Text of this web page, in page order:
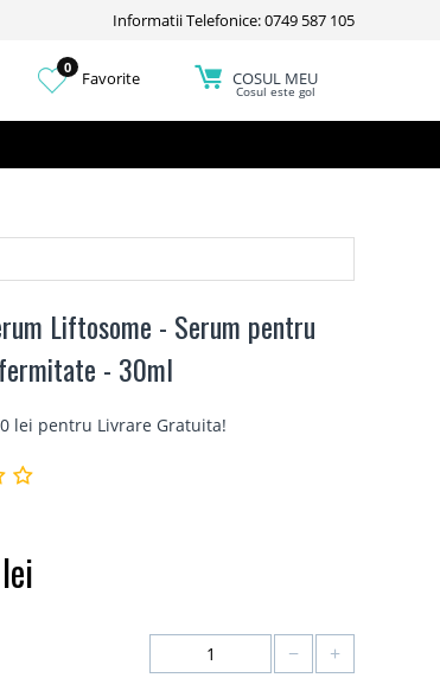
Informatii Telefonice: 0749 587 105
0
Favorite COSUL MEU
Cosul este gol
Liftosome - Serum pentru
- 30ml
lei pentru Livrare Gratuita!
lei
+
−